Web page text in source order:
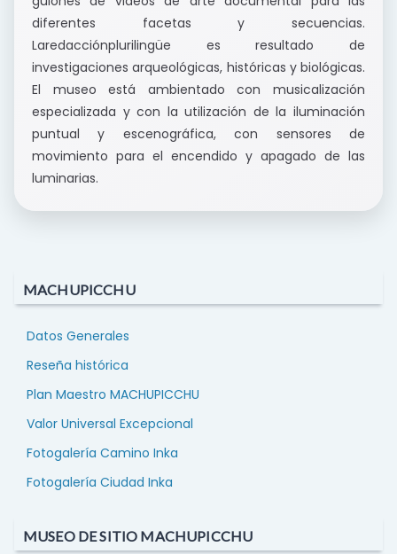
diferentes facetas y secuencias.
Laredacciónplurilingüe es resultado de
investigaciones arqueológicas, históricas y biológicas.
El museo está ambientado con musicalización
especializada y con la utilización de la iluminación
puntual y escenográfica, con sensores de
movimiento para el encendido y apagado de las
luminarias.
MACHUPICCHU
Datos Generales
Reseña histórica
Plan Maestro MACHUPICCHU
Valor Universal Excepcional
Fotogalería Camino Inka
Fotogalería Ciudad Inka
MUSEO DE SITIO MACHUPICCHU